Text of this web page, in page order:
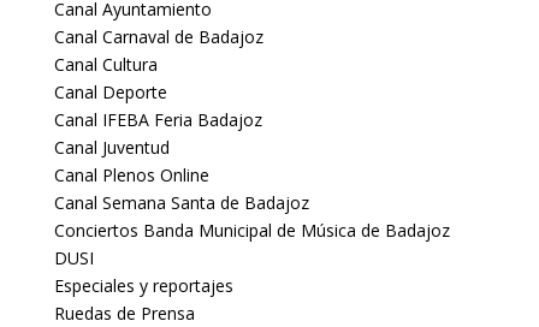
Canal Ayuntamiento
Canal Carnaval de Badajoz
Canal Cultura
Canal Deporte
Canal IFEBA Feria Badajoz
Canal Juventud
Canal Plenos Online
Canal Semana Santa de Badajoz
Conciertos Banda Municipal de Música de Badajoz
DUSI
Especiales y reportajes
Ruedas de Prensa